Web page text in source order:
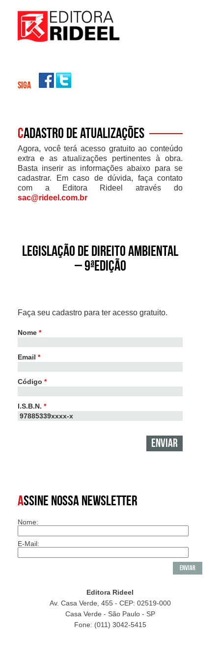
SIGA
Cadastro de atualizações
Agora, você terá acesso gratuito ao conteúdo
extra e as atualizações pertinentes à obra.
Basta inserir as informações abaixo para se
cadastrar. Em caso de dúvida, faça contato
com a Editora Rideel através do
sac@rideel.com.br
Legislação de Direito Ambiental
– 9ªEdição
Faça seu cadastro para ter acesso gratuito.
Nome *
Email *
Código *
I.S.B.N. *
ASSINE NOSSA NEWSLETTER
Nome:
E-Mail:
Editora Rideel
Av. Casa Verde, 455 - CEP: 02519-000
Casa Verde - São Paulo - SP
Fone: (011) 3042-5415